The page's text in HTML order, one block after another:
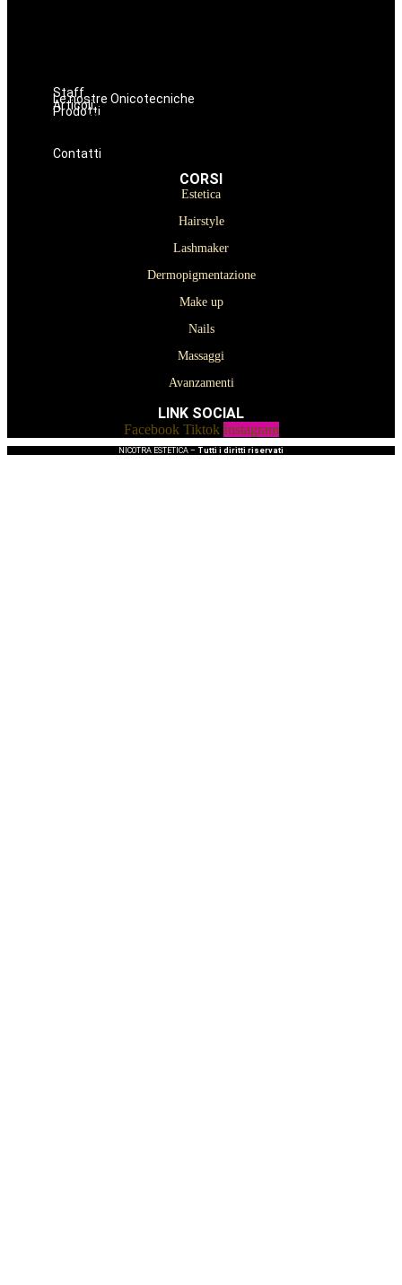
Staff
Le nostre Onicotecniche
Articoli
ProdottiOniconails
Prodotti per ricostruzione unghie
Contatti
CORSI
Estetica
Hairstyle
Lashmaker
Dermopigmentazione
Make up
Nails
Massaggi
Avanzamenti
LINK SOCIAL
Facebook Tiktok Instagram
NICOTRA ESTETICA – Tutti i diritti riservati